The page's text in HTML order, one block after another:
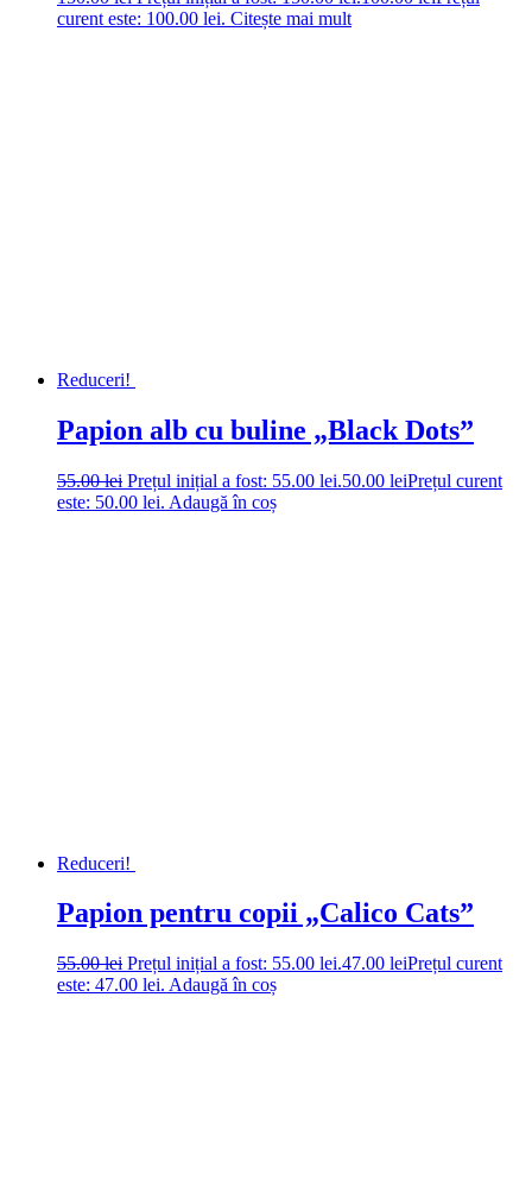
curent este: 100.00 lei. Citește mai mult
Reduceri!
Papion alb cu buline „Black Dots”
55.00lei Prețul inițial a fost: 55.00 lei.50.00 leiPrețul curent
este: 50.00 lei. Adaugă în coș
Reduceri!
Papion pentru copii „Calico Cats”
55.00lei Prețul inițial a fost: 55.00 lei.47.00 leiPrețul curent
este: 47.00 lei. Adaugă în coș